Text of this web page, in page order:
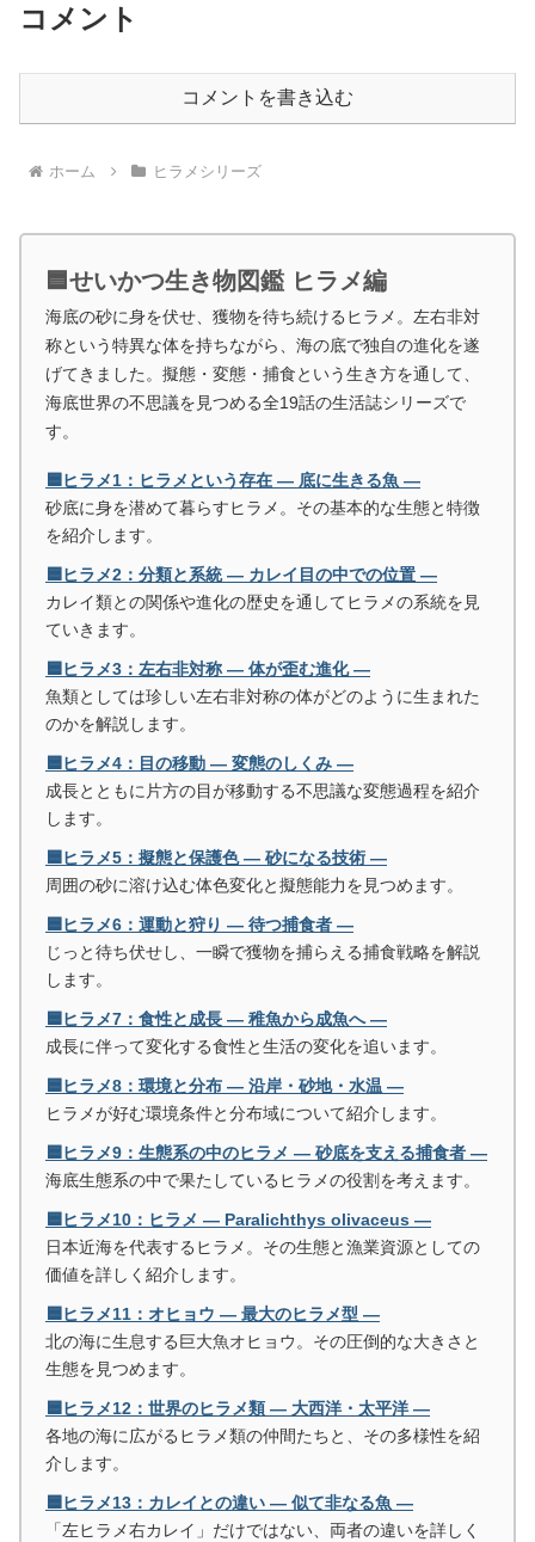
コメント
コメントを書き込む
ホーム ヒラメシリーズ
🟦せいかつ生き物図鑑 ヒラメ編
海底の砂に身を伏せ、獲物を待ち続けるヒラメ。左右非対
称という特異な体を持ちながら、海の底で独自の進化を遂
げてきました。擬態・変態・捕食という生き方を通して、
海底世界の不思議を見つめる全19話の生活誌シリーズで
す。
🟦ヒラメ1：ヒラメという存在 ― 底に生きる魚 ―
砂底に身を潜めて暮らすヒラメ。その基本的な生態と特徴
を紹介します。
🟦ヒラメ2：分類と系統 ― カレイ目の中での位置 ―
カレイ類との関係や進化の歴史を通してヒラメの系統を見
ていきます。
🟦ヒラメ3：左右非対称 ― 体が歪む進化 ―
魚類としては珍しい左右非対称の体がどのように生まれた
のかを解説します。
🟦ヒラメ4：目の移動 ― 変態のしくみ ―
成長とともに片方の目が移動する不思議な変態過程を紹介
します。
🟦ヒラメ5：擬態と保護色 ― 砂になる技術 ―
周囲の砂に溶け込む体色変化と擬態能力を見つめます。
🟦ヒラメ6：運動と狩り ― 待つ捕食者 ―
じっと待ち伏せし、一瞬で獲物を捕らえる捕食戦略を解説
します。
🟦ヒラメ7：食性と成長 ― 稚魚から成魚へ ―
成長に伴って変化する食性と生活の変化を追います。
🟦ヒラメ8：環境と分布 ― 沿岸・砂地・水温 ―
ヒラメが好む環境条件と分布域について紹介します。
🟦ヒラメ9：生態系の中のヒラメ ― 砂底を支える捕食者 ―
海底生態系の中で果たしているヒラメの役割を考えます。
🟦ヒラメ10：ヒラメ ― Paralichthys olivaceus ―
日本近海を代表するヒラメ。その生態と漁業資源としての
価値を詳しく紹介します。
🟦ヒラメ11：オヒョウ ― 最大のヒラメ型 ―
北の海に生息する巨大魚オヒョウ。その圧倒的な大きさと
生態を見つめます。
🟦ヒラメ12：世界のヒラメ類 ― 大西洋・太平洋 ―
各地の海に広がるヒラメ類の仲間たちと、その多様性を紹
介します。
🟦ヒラメ13：カレイとの違い ― 似て非なる魚 ―
「左ヒラメ右カレイ」だけではない、両者の違いを詳しく